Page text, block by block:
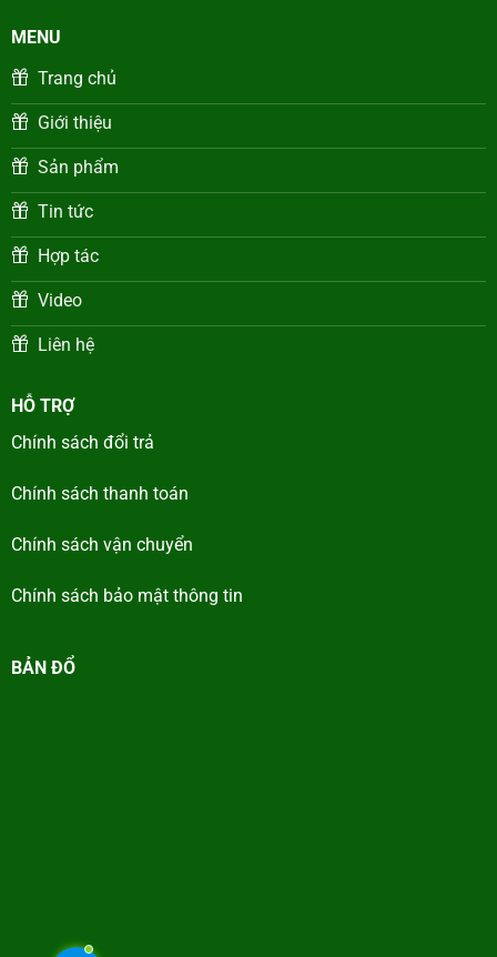
MENU
Trang chủ
Giới thiệu
Sản phẩm
Tin tức
Hợp tác
Video
Liên hệ
HỖ TRỢ
Chính sách đổi trả
Chính sách thanh toán
Chính sách vận chuyển
Chính sách bảo mật thông tin
BẢN ĐỔ